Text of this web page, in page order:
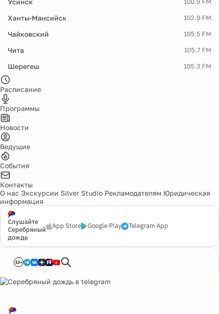
100.9 FM
Ханты-Мансийск 102.0 FM
Чайковский 105.5 FM
Чита 105.7 FM
Шерегеш 105.3 FM
Расписание
Программы
Новости
Ведущие
События
Контакты
О нас Экскурсии Silver Studio Рекламодателям Юридическая
информация
Слушайте
Серебряный
дождь
App Store Google Play Telegram App
12+